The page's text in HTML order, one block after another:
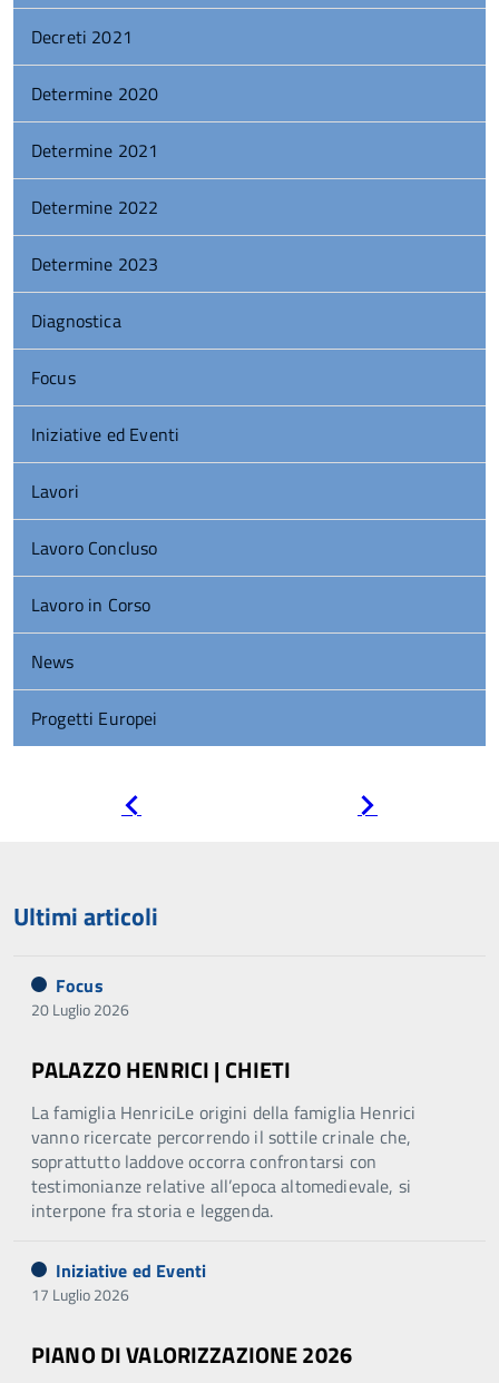
Decreti 2021
Determine 2020
Determine 2021
Determine 2022
Determine 2023
Diagnostica
Focus
Iniziative ed Eventi
Lavori
Lavoro Concluso
Lavoro in Corso
News
Progetti Europei
Ultimi articoli
Focus
20 Luglio 2026
PALAZZO HENRICI | CHIETI
La famiglia HenriciLe origini della famiglia Henrici
vanno ricercate percorrendo il sottile crinale che,
soprattutto laddove occorra confrontarsi con
testimonianze relative all’epoca altomedievale, si
interpone fra storia e leggenda.
Iniziative ed Eventi
17 Luglio 2026
PIANO DI VALORIZZAZIONE 2026